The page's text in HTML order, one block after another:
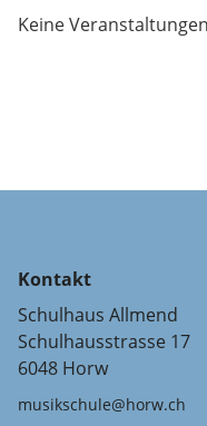
Keine
Kontakt
Schulhaus Allmend
Schulhausstrasse 17
6048 Horw
musikschule@horw.ch